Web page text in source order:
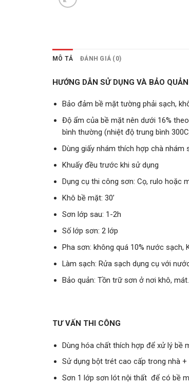
MÔ TẢ ĐÁNH GIÁ (0)
HƯỚNG DẪN SỬ DỤNG VÀ BẢO QUẢN
Bảo đảm bề mặt tường phải sạch,
Độ ẩm của bề mặt nên dưới 16%
bình thường (nhiệt độ trung bình
Dùng giấy nhám thích hợp chà nhám
Khuấy đều trước khi sử dụng
Dụng cụ thi công sơn: Cọ, rulo hoặc
Khô bề mặt: 30’
Sơn lớp sau: 1-2h
Số lớp sơn: 2 lớp
Pha sơn: không quá 10% nước sạch,
Làm sạch: Rửa sạch dụng cụ với
Bảo quản: Tồn trữ sơn ở nơi khô,
TƯ VẤN THI CÔNG
Dùng hóa chất thích hợp để xử lý bề
Sử dụng bột trét cao cấp trong nhà
Sơn 1 lớp sơn lót nội thất để có bề